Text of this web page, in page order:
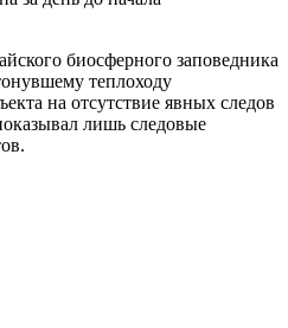
биосферного заповедника
теплоходу
на отсутствие явных следов
лишь следовые